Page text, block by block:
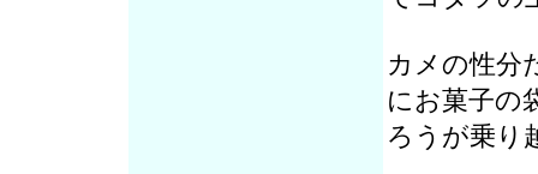
カメの性分
にお菓子の
ろうが乗り